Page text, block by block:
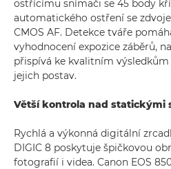
ostřícímu snímači se 45 body
automatického ostření se
CMOS AF. Detekce tváře
vyhodnocení expozice záběrů,
přispívá ke kvalitním
jejich postav.
Větší kontrola nad statickými
Rychlá a výkonná digitální
DIGIC 8 poskytuje špičkovou
fotografií i videa. Canon EOS